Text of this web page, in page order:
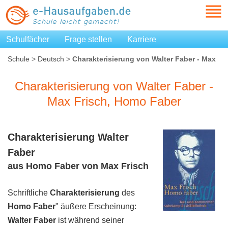
Schulfächer Frage stellen Karriere
Schule > Deutsch > Charakterisierung von Walter Faber - Max
Charakterisierung von Walter Faber -
Max Frisch, Homo Faber
Charakterisierung Walter
Faber
aus Homo Faber von Max Frisch
Schriftliche Charakterisierung des
Homo Faber" äußere Erscheinung:
Walter Faber ist während seiner